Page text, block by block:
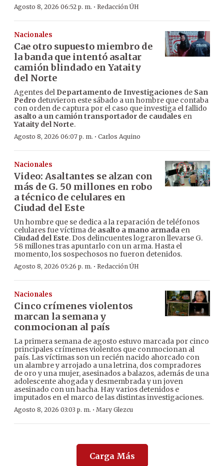
Agosto 8, 2026 06:52 p. m. · Redacción ÚH
Nacionales
Cae otro supuesto miembro de
la banda que intentó asaltar
camión blindado en Yataity
del Norte
Agentes del Departamento de Investigaciones de San
Pedro detuvieron este sábado a un hombre que contaba
con orden de captura por el caso que investiga el fallido
asalto a un camión transportador de caudales en
Yataity del Norte.
Agosto 8, 2026 06:07 p. m. · Carlos Aquino
Nacionales
Video: Asaltantes se alzan con
más de G. 50 millones en robo
a técnico de celulares en
Ciudad del Este
Un hombre que se dedica a la reparación de teléfonos
celulares fue víctima de asalto a mano armada en
Ciudad del Este. Dos delincuentes lograron llevarse G.
58 millones tras apuntarlo con un arma. Hasta el
momento, los sospechosos no fueron detenidos.
Agosto 8, 2026 05:26 p. m. · Redacción ÚH
Nacionales
Cinco crímenes violentos
marcan la semana y
conmocionan al país
La primera semana de agosto estuvo marcada por cinco
principales crímenes violentos que conmocionan al
país. Las víctimas son un recién nacido ahorcado con
un alambre y arrojado a una letrina, dos compradores
de oro y una mujer, asesinados a balazos, además de una
adolescente ahogada y desmembrada y un joven
asesinado con un hacha. Hay varios detenidos e
imputados en el marco de las distintas investigaciones.
Agosto 8, 2026 03:03 p. m. · Mary Glezcu
Carga Más